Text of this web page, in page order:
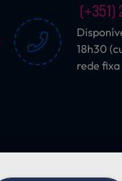
(+351)
18h30
rede